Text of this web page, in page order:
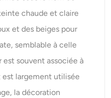
chaude et claire
et des beiges pour
semblable à celle
souvent associée à
largement utilisée
la décoration